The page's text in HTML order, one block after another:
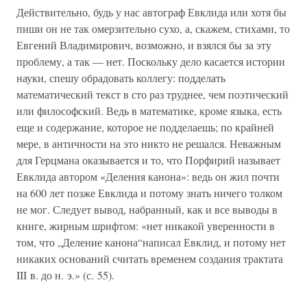
Действительно, будь у нас автограф Евклида или хотя бы
пиши он не так омерзительно сухо, а, скажем, стихами, то
Евгений Владимирович, возможно, и взялся бы за эту
проблему, а так — нет. Поскольку дело касается истории
науки, спешу обрадовать коллегу: подделать
математический текст в сто раз труднее, чем поэтический
или философский. Ведь в математике, кроме языка, есть
еще и содержание, которое не подделаешь; по крайней
мере, в античности на это никто не решался. Неважным
для Герцмана оказывается и то, что Порфирий называет
Евклида автором «Деления канона»: ведь он жил почти
на 600 лет позже Евклида и потому знать ничего толком
не мог. Следует вывод, набранный, как и все выводы в
книге, жирным шрифтом: «нет никакой уверенности в
том, что „Деление канона“написал Евклид, и потому нет
никаких оснований считать временем создания трактата
III в. до н. э.» (с. 55).